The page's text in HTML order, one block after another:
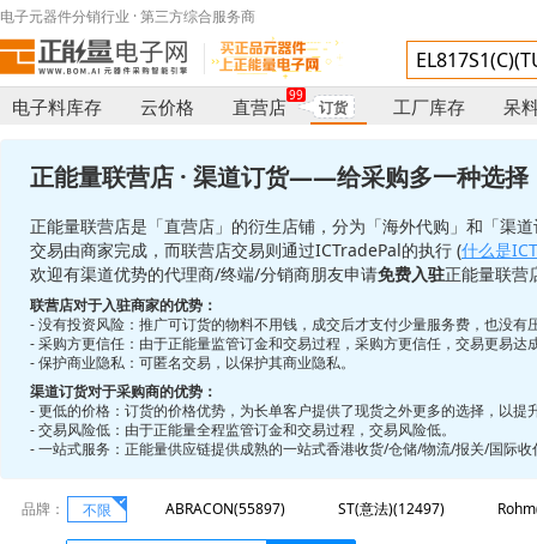
电子元器件分销行业 · 第三方综合服务商
电子料库存 云价格 直营店
99
订货 工厂库存 呆
正能量联营店 · 渠道订货——给采购多一种选择
正能量联营店是「直营店」的衍生店铺，分为「海外代购」和「渠
交易由商家完成，而联营店交易则通过ICTradePal的执行 (什么是
欢迎有渠道优势的代理商/终端/分销商朋友申请免费入驻正能量联营
联营店对于入驻商家的优势：
- 没有投资风险：推广可订货的物料不用钱，成交后才支付少量服务费，也没有
- 采购方更信任：由于正能量监管订金和交易过程，采购方更信任，交易更易达
- 保护商业隐私：可匿名交易，以保护其商业隐私。
渠道订货对于采购商的优势：
- 更低的价格：订货的价格优势，为长单客户提供了现货之外更多的选择，以提
- 交易风险低：由于正能量全程监管订金和交易过程，交易风险低。
- 一站式服务：正能量供应链提供成熟的一站式香港收货/仓储/物流/报关/国际
品牌： 不限 ABRACON(55897) ST(意法)(12497)